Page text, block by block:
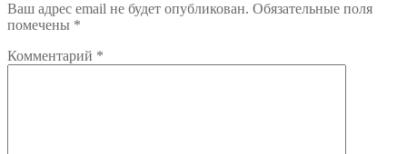
Ваш адрес email не будет опубликован. Обязательные поля
помечены *
Комментарий *